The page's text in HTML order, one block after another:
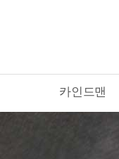
카인드맨